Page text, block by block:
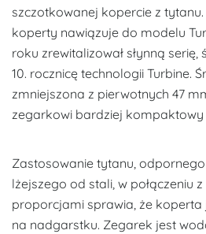
szczotkowanej kopercie z
koperty nawiązuje do modelu
roku zrewitalizował słynną
10. rocznicę technologii Turbine.
zmniejszona z pierwotnych 47
zegarkowi bardziej kompaktowy
Zastosowanie tytanu,
lżejszego od stali, w połączeniu
proporcjami sprawia, że
na nadgarstku. Zegarek jest